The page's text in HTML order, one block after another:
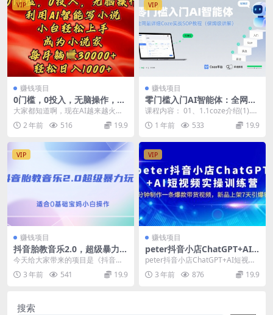
VIP
赚钱项目
0门槛，0投入，无脑操作，利
用AI智能写小说，小白轻松上
手，成为小说家，轻松日入多
张
大家都知道啊，现在AI越来越火，
只要咱们会给到AI正确的指令，它
是可以帮我们做很...
2 年前 516 19.9
VIP
赚钱项目
零门槛入门AI智能体：全网最
详细Coze实战SOP教程(保姆
课程内容： 01、1.1coze介绍(1).m
p4 02、2.1常用节点介绍(1...
1 年前 533 19.9
VIP
赚钱项目
抖音胎教音乐2.0，超级暴力变
现玩法，日入500+，适合0基
础宝妈小白操作
今天给大家带来的项目是《抖音胎
教音乐2.0，超级暴力变现玩法，日
入500+，适合...
3 年前 541 19.9
VIP
赚钱项目
peter抖音小店ChatGPT+AI
短视频实训 10分钟做一条爆款
带货视频 7天引爆销量
peter抖音小店ChatGPT+AI短视频
实操训练营，10分钟制作一条爆款
带货...3 年前 876 19.9
搜索